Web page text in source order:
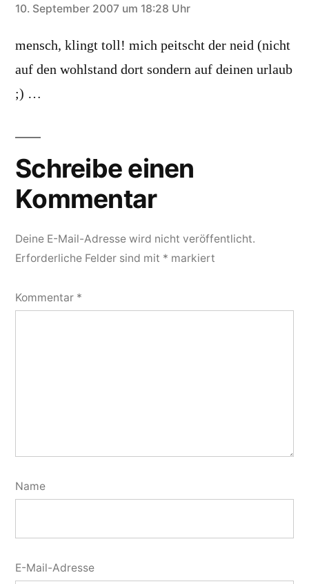
schreibt:
10. September 2007 um 18:28 Uhr
mensch, klingt toll! mich peitscht der neid (nicht
auf den wohlstand dort sondern auf deinen urlaub
;) …
Schreibe einen
Kommentar
Deine E-Mail-Adresse wird nicht veröffentlicht.
Erforderliche Felder sind mit * markiert
Kommentar *
Name
E-Mail-Adresse